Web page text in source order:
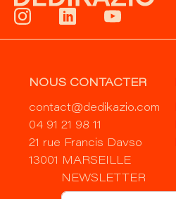
NOUS CONTACTER
contact@dedikazio.com
04 91 21 98 11
21 rue Francis Davso
13001 MARSEILLE
NEWSLETTER